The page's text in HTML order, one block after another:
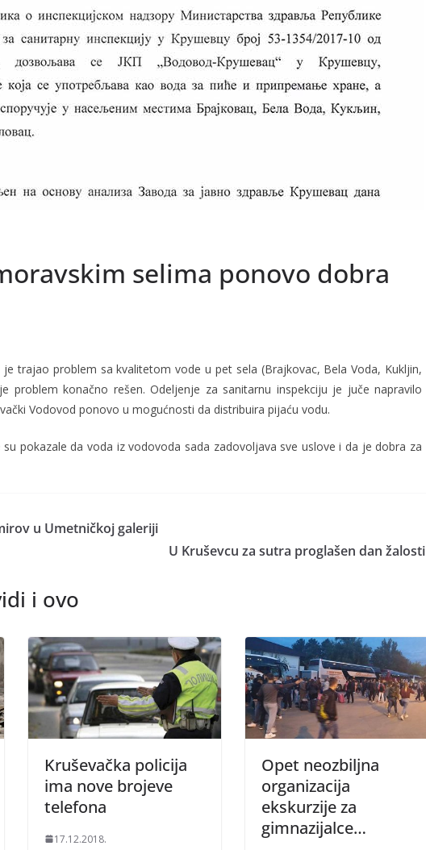
selima ponovo dobra
trajao problem sa kvalitetom vode u pet sela (Brajkovac, Bela Voda, Kukljin,
problem konačno rešen. Odeljenje za sanitarnu inspekciju je juče napravilo
Vodovod ponovo u mogućnosti da distribuira pijaću vodu.
pokazale da voda iz vodovoda sada zadovoljava sve uslove i da je dobra za
u Umetničkoj galeriji
U Kruševcu za sutra proglašen dan žalosti
i ovo
Kruševačka policija
ima nove brojeve
telefona
17.12.2018.
Opet neozbiljna
organizacija
ekskurzije za
gimnazijalce…